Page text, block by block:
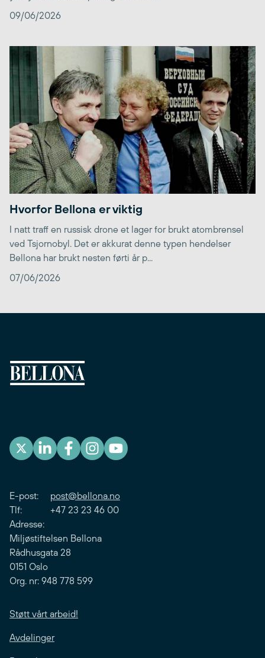
09/06/2026
Hvorfor Bellona er viktig
I natt traff en russisk drone et lager for brukt atombrensel
ved Tsjornobyl. Det er akkurat denne typen hendelser
Bellona har brukt nesten førti år p...
07/06/2026
E-post: post@bellona.no
Tlf: +47 23 23 46 00
Adresse:
Miljøstiftelsen Bellona
Rådhusgata 28
0151 Oslo
Org. nr: 948 778 599
Støtt vårt arbeid!
Avdelinger